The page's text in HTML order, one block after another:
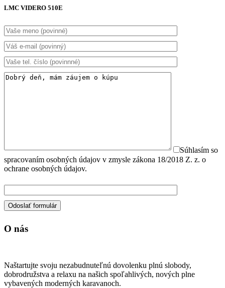
LMC VIDERO 510E
Súhlasím so
spracovaním osobných údajov v zmysle zákona 18/2018 Z. z. o
ochrane osobných údajov.
O nás
Naštartujte svoju nezabudnuteľnú dovolenku plnú slobody,
dobrodružstva a relaxu na našich spoľahlivých, nových plne
vybavených moderných karavanoch.